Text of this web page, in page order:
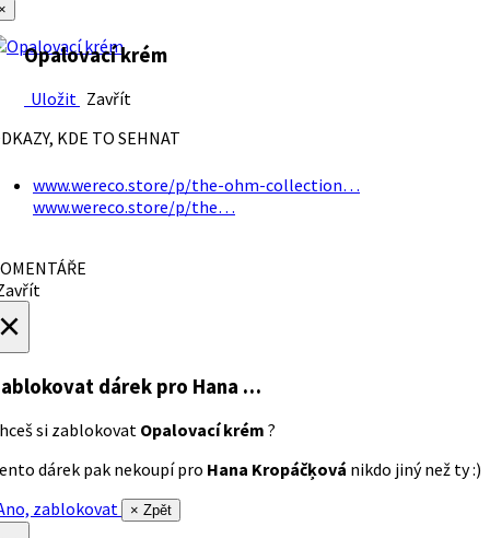
Opalovací krém
Uložit Zavřít
KDE TO SEHNAT
www.wereco.store/p/the-ohm-collection…
www.wereco.store/p/the…
dárek pro Hana …
si zablokovat Opalovací krém ?
dárek pak nekoupí pro Hana Kropáčķová nikdo jiný než ty :)
zablokovat
× Zpět